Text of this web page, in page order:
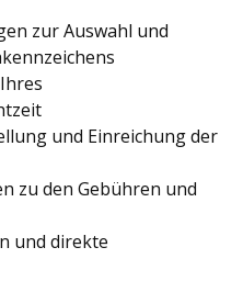
zur Auswahl und
und Einreichung der
zu den Gebühren und
und direkte